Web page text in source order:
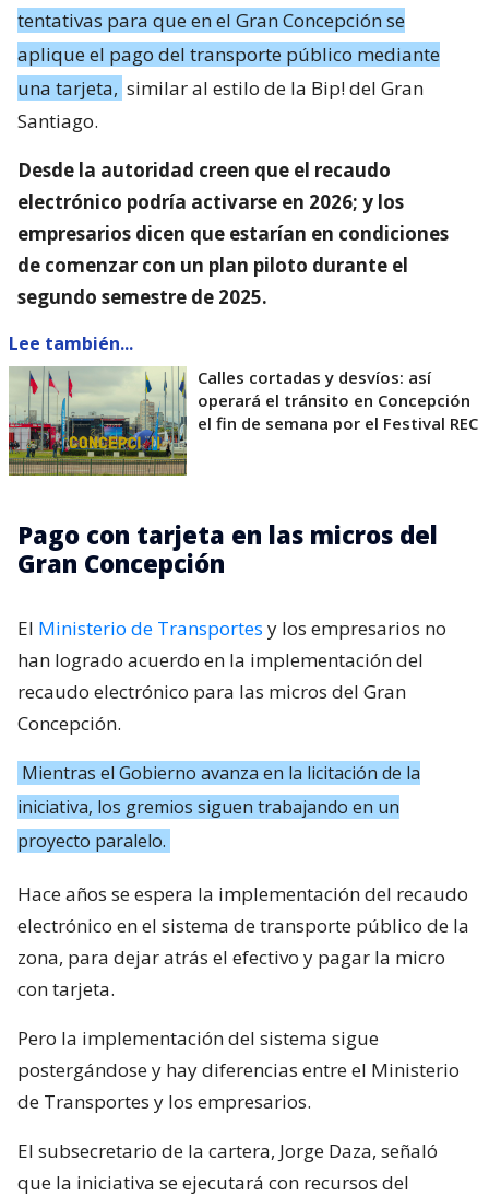
tentativas para que en el Gran Concepción se
aplique el pago del transporte público mediante
una tarjeta, similar al estilo de la Bip! del Gran
Santiago.
Desde la autoridad creen que el recaudo
electrónico podría activarse en 2026; y los
empresarios dicen que estarían en condiciones
de comenzar con un plan piloto durante el
segundo semestre de 2025.
Lee también...
Calles cortadas y desvíos: así
operará el tránsito en Concepción
el fin de semana por el Festival REC
Pago con tarjeta en las micros del
Gran Concepción
El Ministerio de Transportes y los empresarios no
han logrado acuerdo en la implementación del
recaudo electrónico para las micros del Gran
Concepción.
Mientras el Gobierno avanza en la licitación de la
iniciativa, los gremios siguen trabajando en un
proyecto paralelo.
Hace años se espera la implementación del recaudo
electrónico en el sistema de transporte público de la
zona, para dejar atrás el efectivo y pagar la micro
con tarjeta.
Pero la implementación del sistema sigue
postergándose y hay diferencias entre el Ministerio
de Transportes y los empresarios.
El subsecretario de la cartera, Jorge Daza, señaló
que la iniciativa se ejecutará con recursos del